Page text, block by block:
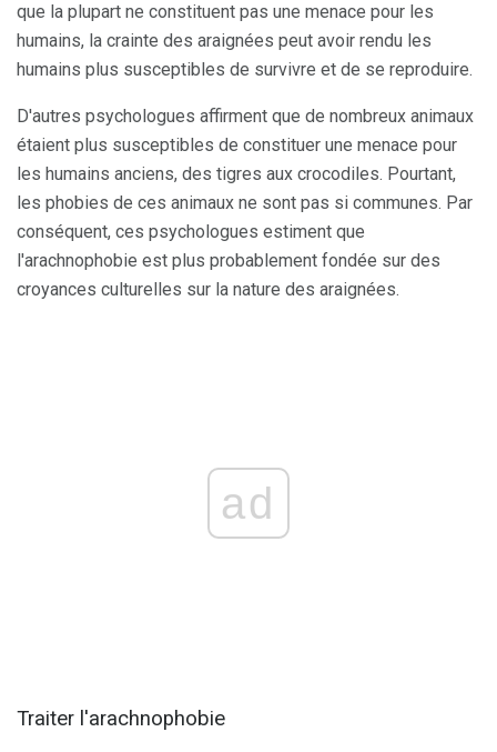
que la plupart ne constituent pas une menace pour les
humains, la crainte des araignées peut avoir rendu les
humains plus susceptibles de survivre et de se reproduire.
D'autres psychologues affirment que de nombreux animaux
étaient plus susceptibles de constituer une menace pour
les humains anciens, des tigres aux crocodiles. Pourtant,
les phobies de ces animaux ne sont pas si communes. Par
conséquent, ces psychologues estiment que
l'arachnophobie est plus probablement fondée sur des
croyances culturelles sur la nature des araignées.
ad
Traiter l'arachnophobie